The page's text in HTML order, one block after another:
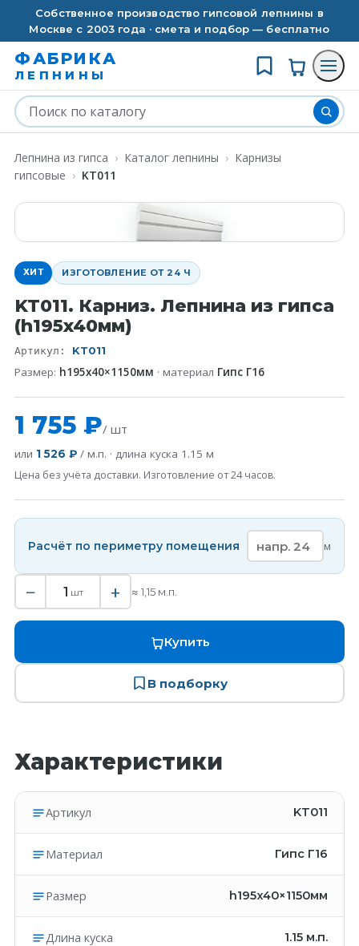
Собственное производство гипсовой лепнины в
Москве с 2003 года · смета и подбор — бесплатно
ФАБРИКА
ЛЕПНИНЫ
Лепнина из гипса › Каталог лепнины › Карнизы
гипсовые › KT011
ХИТ ИЗГОТОВЛЕНИЕ ОТ 24 Ч
KT011. Карниз. Лепнина из гипса
(h195x40мм)
Артикул: KT011
Размер: h195x40×1150мм · материал Гипс Г16
1 755 ₽/ шт
или 1 526 ₽ / м.п. · длина куска 1.15 м
Цена без учёта доставки. Изготовление от 24 часов.
Расчёт по периметру помещения м
− 1 шт + ≈ 1,15 м.п.
Купить
В подборку
Характеристики
Артикул KT011
Материал Гипс Г16
Размер h195x40×1150мм
Длина куска 1.15 м.п.